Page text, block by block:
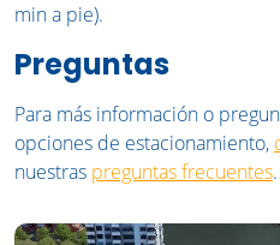
min a pie).
Preguntas
Para más información o
opciones de estacionamiento,
nuestras preguntas frecuentes.